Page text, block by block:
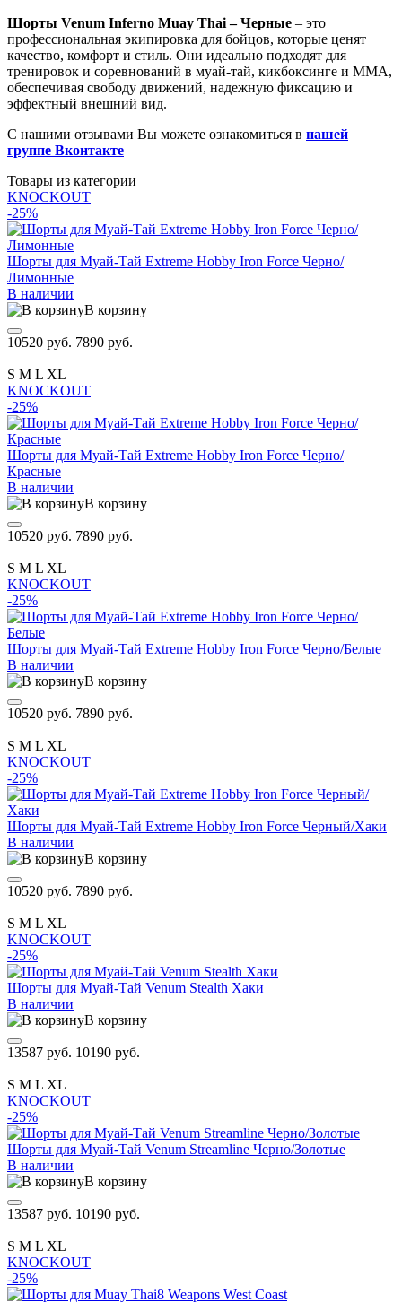
Шорты Venum Inferno Muay Thai – Черные – это
профессиональная экипировка для бойцов, которые ценят
качество, комфорт и стиль. Они идеально подходят для
тренировок и соревнований в муай-тай, кикбоксинге и ММА,
обеспечивая свободу движений, надежную фиксацию и
эффектный внешний вид.
С нашими отзывами Вы можете ознакомиться в нашей
группе Вконтакте
Товары из категории
KNOCKOUT
-25%
Шорты для Муай-Тай Extreme Hobby Iron Force Черно/
Лимонные
В наличии
В корзину
10520 руб. 7890 руб.
S M L XL
KNOCKOUT
-25%
Шорты для Муай-Тай Extreme Hobby Iron Force Черно/
Красные
В наличии
В корзину
10520 руб. 7890 руб.
S M L XL
KNOCKOUT
-25%
Шорты для Муай-Тай Extreme Hobby Iron Force Черно/Белые
В наличии
В корзину
10520 руб. 7890 руб.
S M L XL
KNOCKOUT
-25%
Шорты для Муай-Тай Extreme Hobby Iron Force Черный/Хаки
В наличии
В корзину
10520 руб. 7890 руб.
S M L XL
KNOCKOUT
-25%
Шорты для Муай-Тай Venum Stealth Хаки
В наличии
В корзину
13587 руб. 10190 руб.
S M L XL
KNOCKOUT
-25%
Шорты для Муай-Тай Venum Streamline Черно/Золотые
В наличии
В корзину
13587 руб. 10190 руб.
S M L XL
KNOCKOUT
-25%